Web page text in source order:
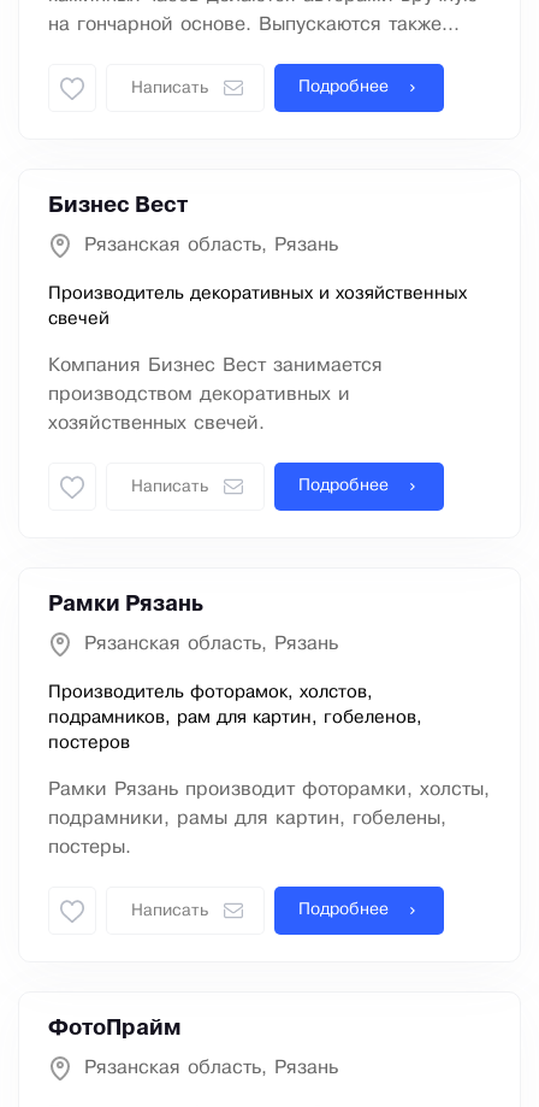
на гончарной основе. Выпускаются также...
Написать Подробнее
Бизнес Вест
Рязанская область, Рязань
Производитель декоративных и хозяйственных
свечей
Компания Бизнес Вест занимается
производством декоративных и
хозяйственных свечей.
Написать Подробнее
Рамки Рязань
Рязанская область, Рязань
Производитель фоторамок, холстов,
подрамников, рам для картин, гобеленов,
постеров
Рамки Рязань производит фоторамки, холсты,
подрамники, рамы для картин, гобелены,
постеры.
Написать Подробнее
ФотоПрайм
Рязанская область, Рязань